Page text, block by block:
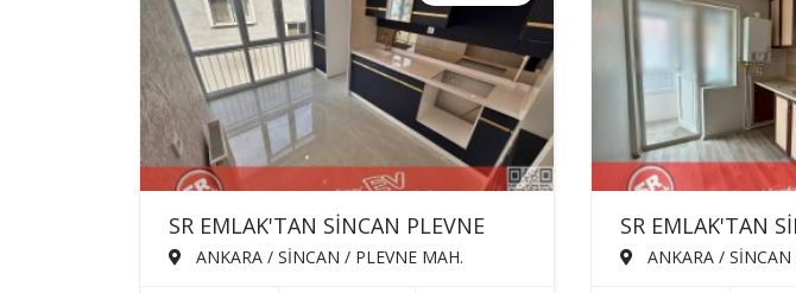
SR EMLAK'TAN SİNCAN PLEVNE
MAH'DE 3+1 120m² BAĞIMSIZ ÖN
ANKARA / SİNCAN / PLEVNE MAH.
SR EMLAK'TAN
AKŞEMSETTİN
ANKARA /